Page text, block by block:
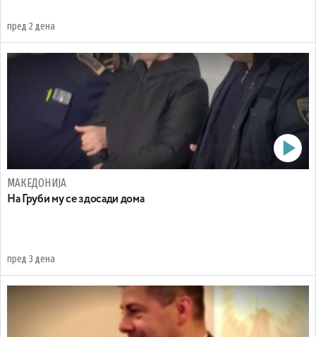
пред 2 дена
МАКЕДОНИЈА
На Груби му се здосади дома
пред 3 дена